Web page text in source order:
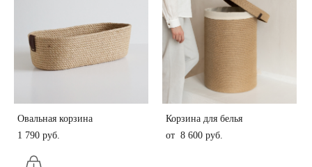
Овальная корзина
1 790 pуб.
Корзина для белья
от 8 600 pуб.